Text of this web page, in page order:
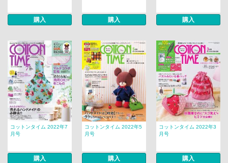
購入 購入 購入
コットンタイム 2022年7
月号
購入
コットンタイム 2022年5
月号
購入
コットンタイム 2022年3
月号
購入